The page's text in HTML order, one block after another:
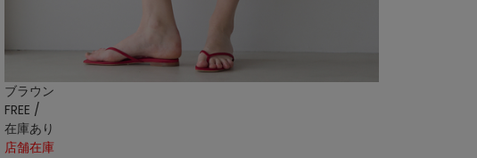
ブラウン
FREE /
在庫あり
店舗在庫